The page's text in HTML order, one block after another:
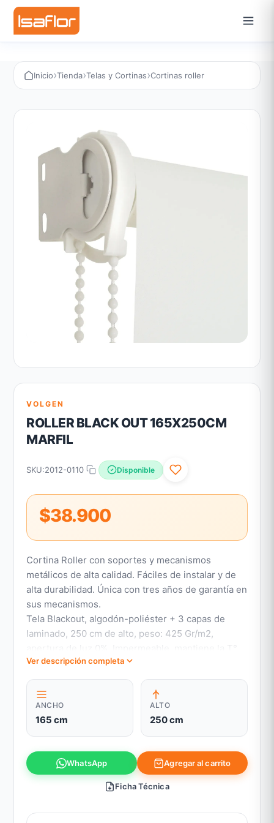
Inicio›Tienda›Telas y Cortinas›Cortinas roller
VOLGEN
ROLLER BLACK OUT 165X250CM
MARFIL
SKU:2012-0110 Disponible
$38.900
Cortina Roller con soportes y mecanismos
metálicos de alta calidad. Fáciles de instalar y de
alta durabilidad. Única con tres años de garantía en
sus mecanismos.
Tela Blackout, algodón-poliéster + 3 capas de
laminado, 250 cm de alto, peso: 425 Gr/m2,
en las habitaciones, otorga oscuridad y bloquea
tanto el calor exterior como la pérdida de
calefacción. Bloquea la visión al 100%
Garantía MecanismosLas Cortinas Roller Volgen
son las únicas del mercado cuyos mecanismos
cuentan con una garantía de 3 años desde su
fecha de compra. Esta cubre la reparación o
cambio del repuesto en caso de que los
mecanismos presenten algún tipo de defecto de
fábrica.Mantención y LimpiezaRetirar el polvo y
luego limpiar con paño húmedo,La calidad de este
Ver descripción completa
ANCHO
165 cm
ALTO
250 cm
WhatsApp Agregar al carrito
Ficha Técnica